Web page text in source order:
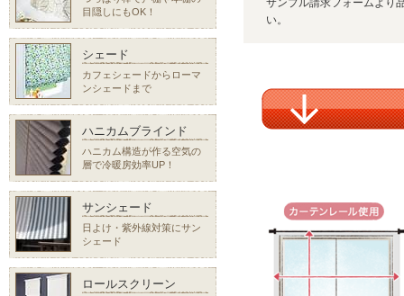
サンプル請求フォームより
い。
目隠しにもOK！
シェード
カフェシェードからローマ
ンシェードまで
ハニカムブラインド
ハニカム構造が作る空気の
層で冷暖房効率UP！
サンシェード
日よけ・紫外線対策にサン
シェード
ロールスクリーン